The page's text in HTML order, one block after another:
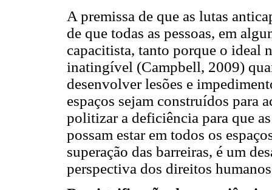
A premissa de que as lutas
de que todas as pessoas, em
capacitista, tanto porque o ideal
inatingível (Campbell, 2009)
desenvolver lesões e
espaços sejam construídos para
politizar a deficiência para que
possam estar em todos os
superação das barreiras, é um
perspectiva dos direitos